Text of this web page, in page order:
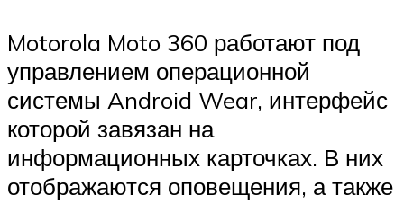
Motorola Moto 360 работают под
управлением операционной
системы Android Wear, интерфейс
которой завязан на
информационных карточках. В них
отображаются оповещения, а также